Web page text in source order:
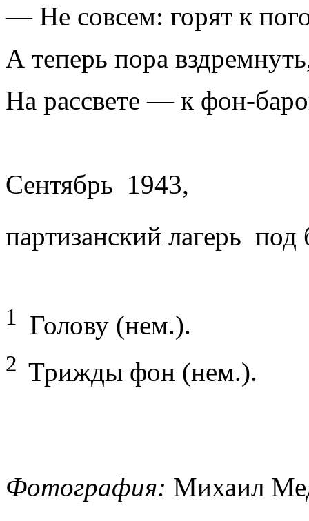
— Не совсем: горят к
А теперь пора
На рассвете — к фон-
Сентябрь 1943,
партизанский лагерь
1 Голову (нем.).
2 Трижды фон (нем.).
Фотография: Михаил